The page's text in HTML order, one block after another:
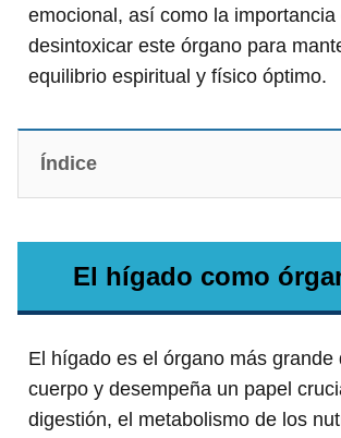
emocional, así como la
desintoxicar este órgano para
equilibrio espiritual y físico óptimo.
Índice
El hígado como
El hígado es el órgano más grande
cuerpo y desempeña un papel
digestión, el metabolismo de los